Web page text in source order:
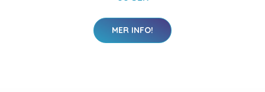
MER INFO!